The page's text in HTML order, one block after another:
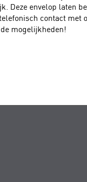
Deze envelop laten
contact met
mogelijkheden!